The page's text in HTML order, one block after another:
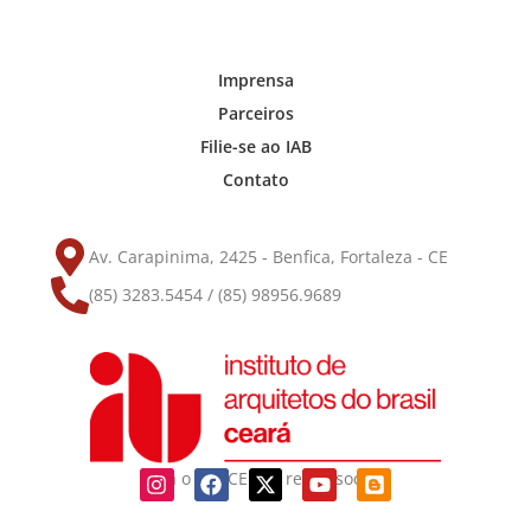
Siga o IAB-CE nas redes sociais
Imprensa
Parceiros
Filie-se ao IAB
Contato
Av. Carapinima, 2425 - Benfica, Fortaleza - CE
(85) 3283.5454 / (85) 98956.9689